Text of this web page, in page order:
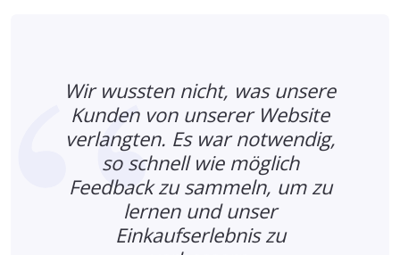
Wir wussten nicht, was unsere
Kunden von unserer Website
verlangten. Es war notwendig,
so schnell wie möglich
Feedback zu sammeln, um zu
lernen und unser
Einkaufserlebnis zu